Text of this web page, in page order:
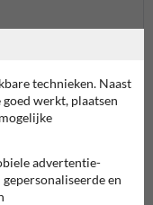
technieken. Naast
werkt, plaatsen
advertentie-
en